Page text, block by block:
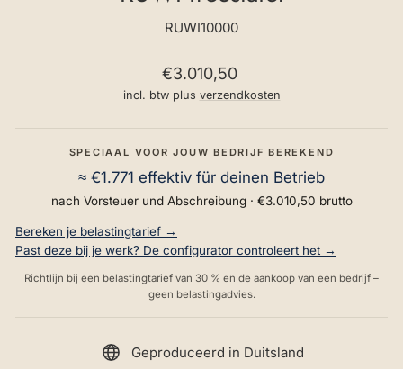
RUWI10000
Normale
prijs
€3.010,50
incl. btw plus verzendkosten
SPECIAAL VOOR JOUW BEDRIJF BEREKEND
≈ €1.771 effektiv für deinen Betrieb
nach Vorsteuer und Abschreibung · €3.010,50 brutto
Bereken je belastingtarief →
Past deze bij je werk? De configurator controleert het →
Richtlijn bij een belastingtarief van 30 % en de aankoop van een bedrijf –
geen belastingadvies.
Geproduceerd in Duitsland